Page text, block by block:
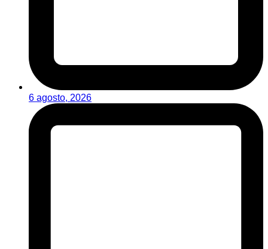
6 agosto, 2026